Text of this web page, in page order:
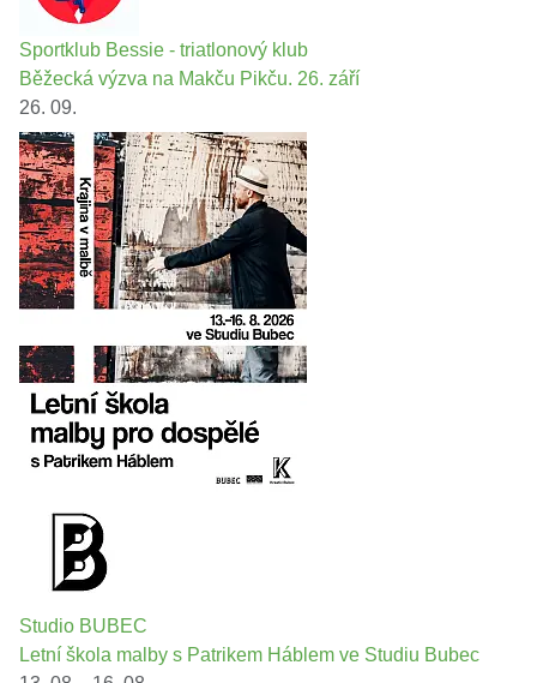
Sportklub Bessie - triatlonový klub
Běžecká výzva na Makču Pikču. 26. září
26. 09.
Studio BUBEC
Letní škola malby s Patrikem Háblem ve Studiu Bubec